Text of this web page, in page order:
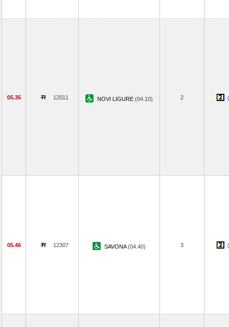
05.35 12011 NOVI LIGURE (04.10) 2
05.46 12307 SAVONA(04.40) 3